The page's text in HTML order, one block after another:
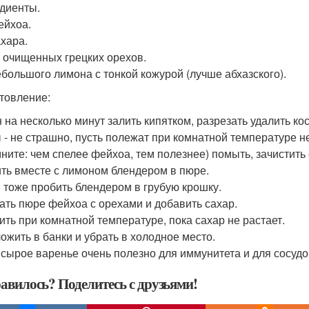
очищенных грецких орехов.
лимона с тонкой кожурой (лучше абхазского).
несколько минут залить кипятком, разрезать удалить
не страшно, пусть полежат при комнатной температуре
чем спелее фейхоа, тем полезнее) помыть, зачистить
вместе с лимоном блендером в пюре.
пробить блендером в грубую крошку.
пюре фейхоа с орехами и добавить сахар.
при комнатной температуре, пока сахар не растает.
в банки и убрать в холодное место.
варенье очень полезно для иммунитета и для
Поделитесь с друзьями!